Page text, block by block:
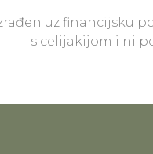
uz financijsku
s celijakijom i ni